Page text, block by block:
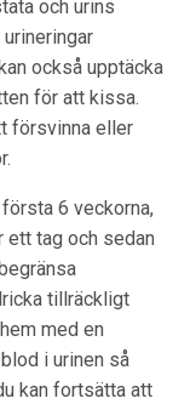
och urins
också upptäcka
för att kissa.
försvinna eller
6 veckorna,
ett tag och sedan
tillräckligt
med en
i urinen så
kan fortsätta att